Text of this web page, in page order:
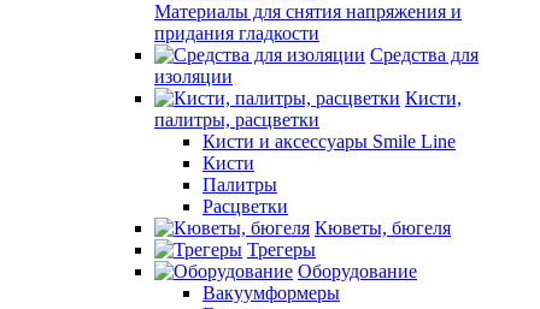
Материалы для снятия напряжения и
придания гладкости
Средства для
изоляции
Кисти,
палитры, расцветки
Кисти и аксессуары Smile Line
Кисти
Палитры
Расцветки
Кюветы, бюгеля
Трегеры
Оборудование
Вакуумформеры